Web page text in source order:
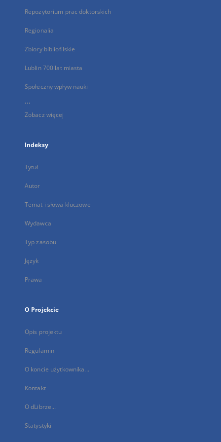
Repozytorium prac doktorskich
Regionalia
Zbiory bibliofilskie
Lublin 700 lat miasta
Społeczny wpływ nauki
...
Zobacz więcej
Indeksy
Tytuł
Autor
Temat i słowa kluczowe
Wydawca
Typ zasobu
Język
Prawa
O Projekcie
Opis projektu
Regulamin
O koncie użytkownika...
Kontakt
O dLibrze...
Statystyki